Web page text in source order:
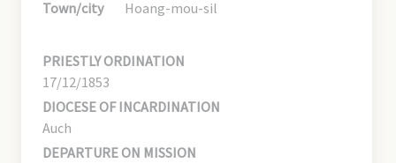
Town/city
Hoang-mou-sil
PRIESTLY ORDINATION
17/12/1853
DIOCESE OF INCARDINATION
Auch
DEPARTURE ON MISSION